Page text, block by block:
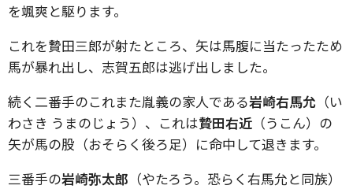
を颯爽と駆ります。
これを贄田三郎が射たところ、矢は馬腹に当たったため
馬が暴れ出し、志賀五郎は逃げ出しました。
続く二番手のこれまた胤義の家人である岩崎右馬允 （い
わさき うまのじょう）、これは贄田右近 （うこん）の
矢が馬の股（おそらく後ろ足）に命中して退きます。
三番手の岩崎弥太郎 （やたろう。恐らく右馬允と同族）